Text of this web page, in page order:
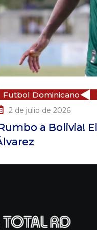
dominicano Yordy